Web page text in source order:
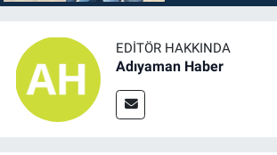
EDITÖR HAKKINDA
Adıyaman Haber